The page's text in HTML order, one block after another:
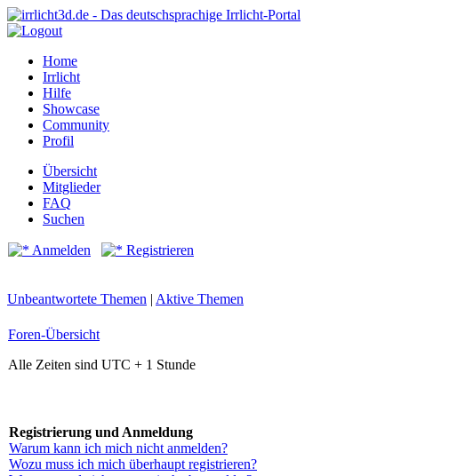
Home
Irrlicht
Hilfe
Showcase
Community
Profil
Übersicht
Mitglieder
FAQ
Suchen
Anmelden Registrieren
Unbeantwortete Themen | Aktive Themen
Foren-Übersicht
Alle Zeiten sind UTC + 1 Stunde
Registrierung und Anmeldung
Warum kann ich mich nicht anmelden?
Wozu muss ich mich überhaupt registrieren?